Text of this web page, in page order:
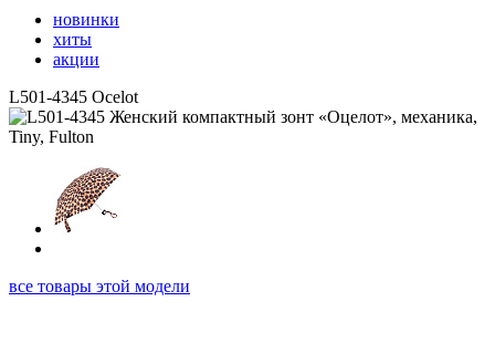
новинки
хиты
акции
L501-4345 Ocelot
все товары этой модели